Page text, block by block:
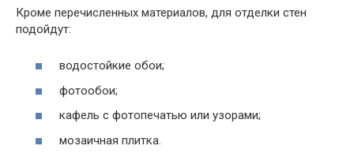
Кроме перечисленных материалов, для отделки стен
подойдут:
водостойкие обои;
фотообои;
кафель с фотопечатью или узорами;
мозаичная плитка.